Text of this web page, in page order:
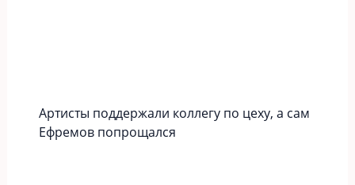
Артисты поддержали коллегу по цеху, а сам
Ефремов попрощался